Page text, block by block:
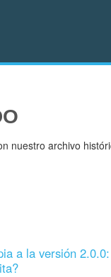
nuestro archivo
a la versión